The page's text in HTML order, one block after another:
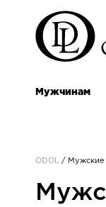
Мужчинам
ODOL / Мужские